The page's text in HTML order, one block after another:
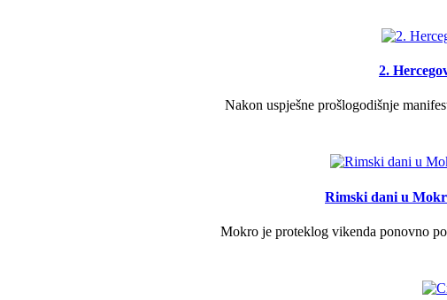
2.
Nakon uspješne prošlogodišnje
Rimski dani u
Mokro je proteklog vikenda ponovno